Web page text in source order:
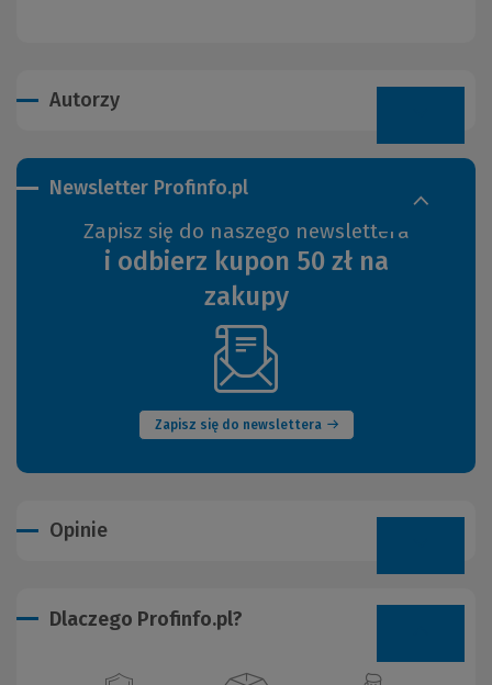
Autorzy
Newsletter Profinfo.pl
Zapisz się do naszego newslettera
i odbierz kupon 50 zł na
zakupy
Zapisz się do newslettera
(Nowe
okno)
Opinie
Dlaczego Profinfo.pl?